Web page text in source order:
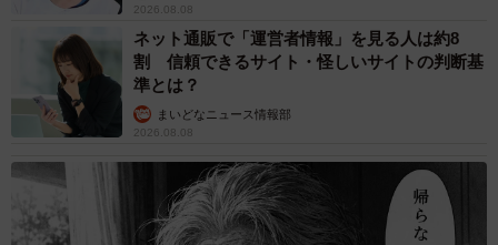
2026.08.08
ネット通販で「運営者情報」を見る人は約8
割 信頼できるサイト・怪しいサイトの判断基
準とは？
まいどなニュース情報部
2026.08.08